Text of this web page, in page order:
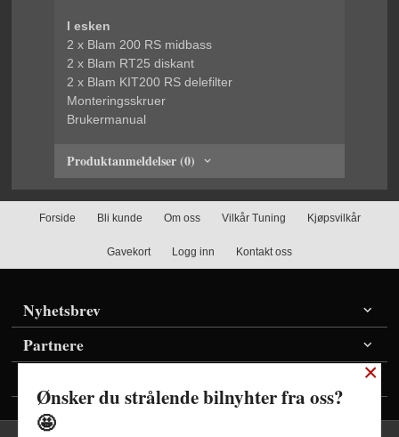
I esken
2 x Blam 200 RS midbass
2 x Blam RT25 diskant
2 x Blam KIT200 RS delefilter
Monteringsskruer
Brukermanual
Produktanmeldelser (0)
Forside Bli kunde Om oss Vilkår Tuning Kjøpsvilkår
Gavekort Logg inn Kontakt oss
Nyhetsbrev
Partnere
×
Ønsker du strålende bilnyhter fra oss?
🤩